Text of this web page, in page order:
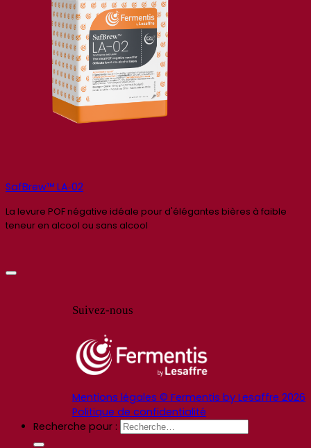
SafBrew™ LA‑02
La levure POF négative idéale pour d'élégantes bières à faible
teneur en alcool ou sans alcool
Suivez-nous
Mentions légales © Fermentis by Lesaffre 2026
Politique de confidentialité
Recherche pour :